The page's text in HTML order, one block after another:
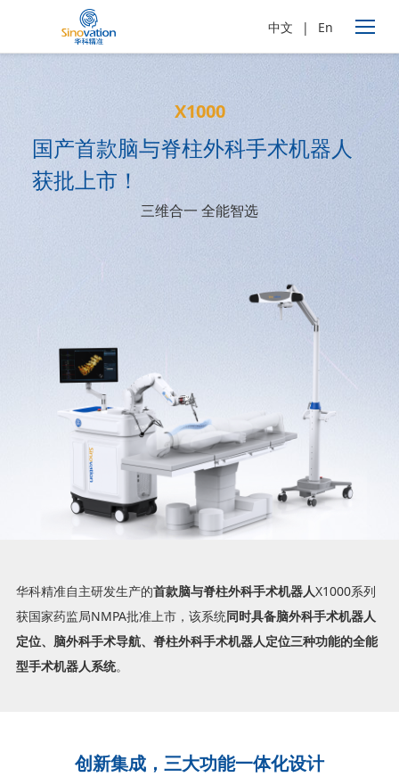
中文 | En
X1000
国产首款脑与脊柱外科手术机器人
获批上市！
三维合一 全能智选
华科精准自主研发生产的首款脑与脊柱外科手术机器人X1000系列
获国家药监局NMPA批准上市，该系统同时具备脑外科手术机器人
定位、脑外科手术导航、脊柱外科手术机器人定位三种功能的全能
型手术机器人系统。
创新集成，三大功能一体化设计